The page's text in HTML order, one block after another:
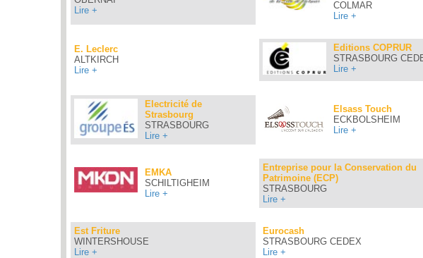
Lire +
COLMAR
Lire +
E. Leclerc
ALTKIRCH
Lire +
Editions COPRUR
STRASBOURG
Lire +
Electricité de
Strasbourg
STRASBOURG
Lire +
Elsass Touch
ECKBOLSHEIM
Lire +
EMKA
SCHILTIGHEIM
Lire +
Entreprise pour la Conservation du
Patrimoine (ECP)
STRASBOURG
Lire +
Est Friture
WINTERSHOUSE
Lire +
Eurocash
STRASBOURG CEDEX
Lire +